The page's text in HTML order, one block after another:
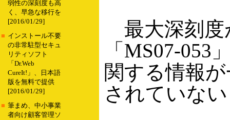
弱性の深刻度も高
く、早急な移行を
[2016/01/29]
■ インストール不要
の非常駐型セキュ
リティソフト
「Dr.Web
CureIt!」、日本語
版を無料で提供
[2016/01/29]
■ 筆まめ、中小事業
者向け顧客管理ソ
最大深刻度
「MS07-053
関する情報
されていな